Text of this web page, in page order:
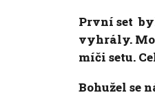
První set
vyhrály.
míči setu.
Bohužel se